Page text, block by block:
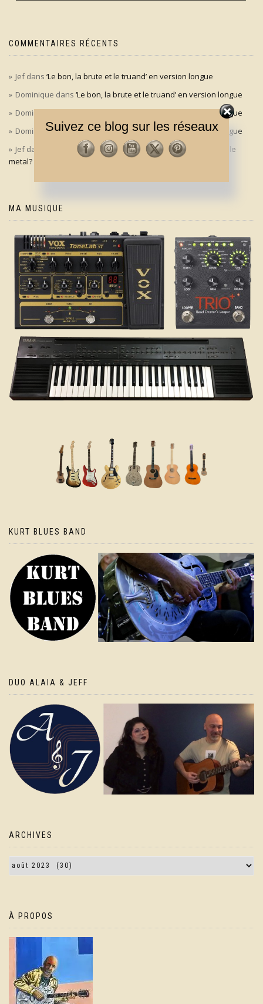
COMMENTAIRES RÉCENTS
Jefdans ‘Le bon, la brute et le truand’ en version longue
Dominique dans ‘Le bon, la brute et le truand’ en version longue
Dominiquedans‘Le bon, la brute et le truand’ en version longue
Dominiquedans‘Le bon, la brute et le truand’ en version longue
Jefdans
Aldo Maccione à l’origine du signe des cornes dans le
metal?
MA MUSIQUE
KURT BLUES BAND
DUO ALAIA & JEFF
ARCHIVES
À PROPOS
Suivez ce blog sur les réseaux